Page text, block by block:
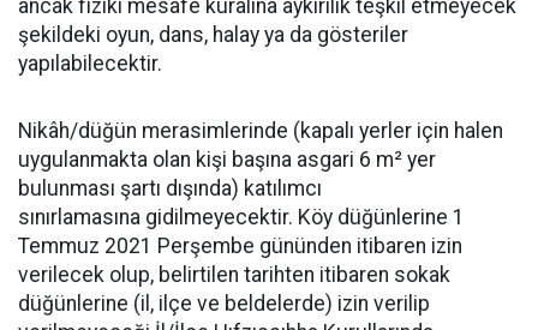
ancak fiziki mesafe kuralına aykırılık teşkil etmeyecek
şekildeki oyun, dans, halay ya da gösteriler
yapılabilecektir.
Nikâh/düğün merasimlerinde (kapalı yerler için halen
uygulanmakta olan kişi başına asgari 6 m² yer
bulunması şartı dışında) katılımcı
sınırlamasına gidilmeyecektir. Köy düğünlerine 1
Temmuz 2021 Perşembe gününden itibaren izin
verilecek olup, belirtilen tarihten itibaren sokak
düğünlerine (il, ilçe ve beldelerde) izin verilip